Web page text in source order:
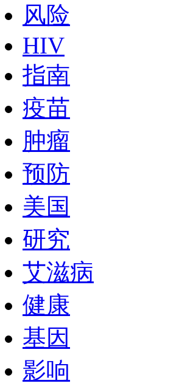
风险
HIV
指南
疫苗
肿瘤
预防
美国
研究
艾滋病
健康
基因
影响